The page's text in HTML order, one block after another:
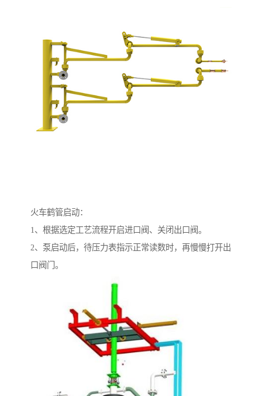
火车鹤管启动：
1、根据选定工艺流程开启进口阀、关闭出口阀。
2、泵启动后，待压力表指示正常读数时，再慢慢打开出
口阀门。